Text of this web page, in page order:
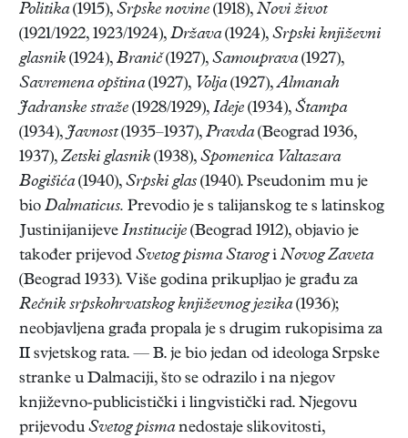
Politika(1915), Srpske novine (1918), Novi život
(1921/1922, 1923/1924), Država(1924), Srpski književni
glasnik (1924), Branič(1927), Samouprava(1927),
Savremena opština(1927), Volja(1927),Almanah
Jadranske straže (1928/1929), Ideje (1934), Štampa
(1934), Javnost(1935–1937), Pravda(Beograd 1936,
1937), Zetski glasnik (1938), Spomenica Valtazara
Bogišića(1940), Srpski glas (1940). Pseudonim mu je
bio Dalmaticus. Prevodio je s talijanskog te s latinskog
Justinijanijeve Institucije (Beograd 1912), objavio je
također prijevod Svetog pisma Starogi Novog Zaveta
(Beograd 1933). Više godina prikupljao je građu za
Rečnik srpskohrvatskog književnog jezika(1936);
neobjavljena građa propala je s drugim rukopisima za
II svjetskog rata. — B. je bio jedan od ideologa Srpske
stranke u Dalmaciji, što se odrazilo i na njegov
književno-publicistički i lingvistički rad. Njegovu
prijevodu Svetog pismanedostaje slikovitosti,